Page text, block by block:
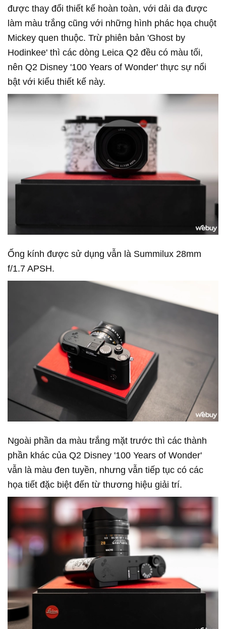
được thay đổi thiết kế hoàn toàn, với dải da được
làm màu trắng cũng với những hình phác họa chuột
Mickey quen thuộc. Trừ phiên bản 'Ghost by
Hodinkee' thì các dòng Leica Q2 đều có màu tối,
nên Q2 Disney '100 Years of Wonder' thực sự nổi
bật với kiểu thiết kế này.
Ống kính được sử dụng vẫn là Summilux 28mm
f/1.7 APSH.
Ngoài phần da màu trắng mặt trước thì các thành
phần khác của Q2 Disney '100 Years of Wonder'
vẫn là màu đen tuyền, nhưng vẫn tiếp tục có các
họa tiết đặc biệt đến từ thương hiệu giải trí.